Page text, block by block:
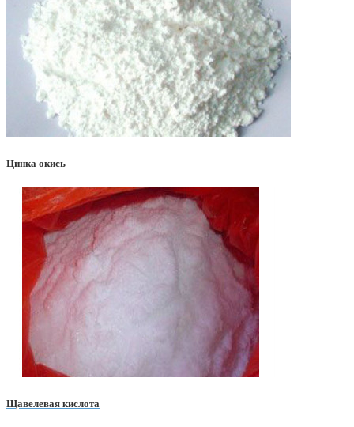
Цинка окись
Щавелевая кислота